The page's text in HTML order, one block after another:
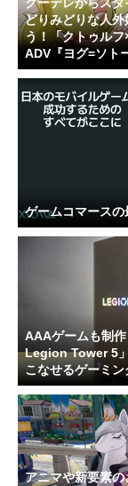
どりみどりな人
う！「クトゥル
ADV『ヨグ=ソト
ゲームコマース
AAAゲームも制
Legion Tower 5
こなせるゲーミ
アニマや新要素